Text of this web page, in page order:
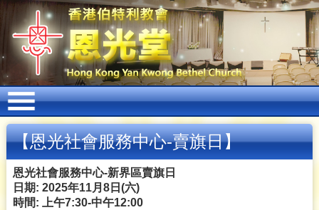
【恩光社會服務中心-賣旗日】
恩光社會服務中心-新界區賣旗日
日期: 2025年11月8日(六)
時間: 上午7:30-中午12:00